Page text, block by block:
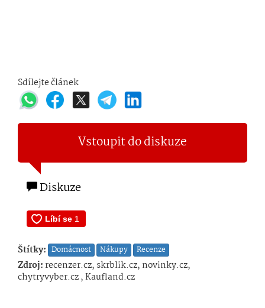
Sdílejte článek
Vstoupit do diskuze
Diskuze
Štítky: Domácnost Nákupy Recenze
Zdroj:recenzer.cz, skrblik.cz, novinky.cz,
chytryvyber.cz , Kaufland.cz